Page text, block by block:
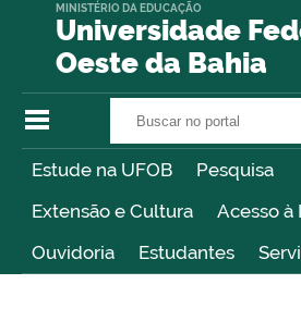
Universidade
Oeste da Bahia
MINISTÉRIO DA EDUCAÇÃO
Estude na UFOB
Pesquisa
Extensão e Cultura
Acesso à
Ouvidoria
Estudantes